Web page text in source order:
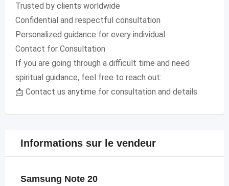
Trusted by clients worldwide
Confidential and respectful consultation
Personalized guidance for every individual
Contact for Consultation
If you are going through a difficult time and need
spiritual guidance, feel free to reach out:
📩 Contact us anytime for consultation and details
Informations sur le vendeur
Samsung Note 20